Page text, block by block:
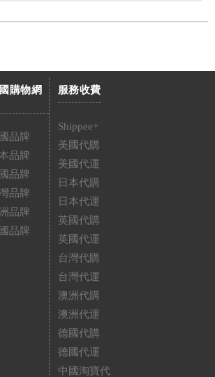
購物網
品牌
品牌
品牌
品牌
品牌
品牌
服務收費
Shippee+
美國代購
美國代運
日本代購
日本代運
英國代購
英國代運
台灣代購
台灣代運
澳洲代購
澳洲代運
德國代購
德國代運
中國淘寶代